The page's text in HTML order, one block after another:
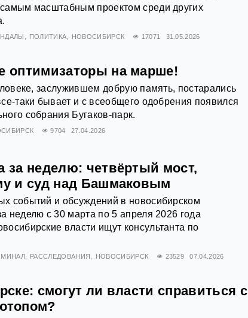
масштабным проектом среди других
ПОЛИТИКА НОВОСИБИРСК 17071 31.05.2026
оптимизаторы на марше!
заслужившем добрую память, постарались
таки бывает и с всеобщего одобрения появился
собрания Бугаков-парк.
9704 27.04.2026
за неделю: четвёртый мост,
и суд над Башмаковым
событий и обсуждений в новосибирском
неделю с 30 марта по 5 апреля 2026 года
власти ищут консультанта по
РАССЛЕДОВАНИЯ НОВОСИБИРСК 23529 07.04.2026
смогут ли власти справиться с